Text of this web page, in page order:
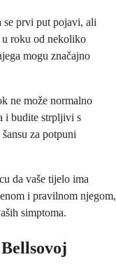
se prvi put pojavi, ali
u roku od nekoliko
mogu značajno
ne može normalno
i budite strpljivi s
za potpuni
da vaše tijelo ima
i pravilnom njegom,
simptoma.